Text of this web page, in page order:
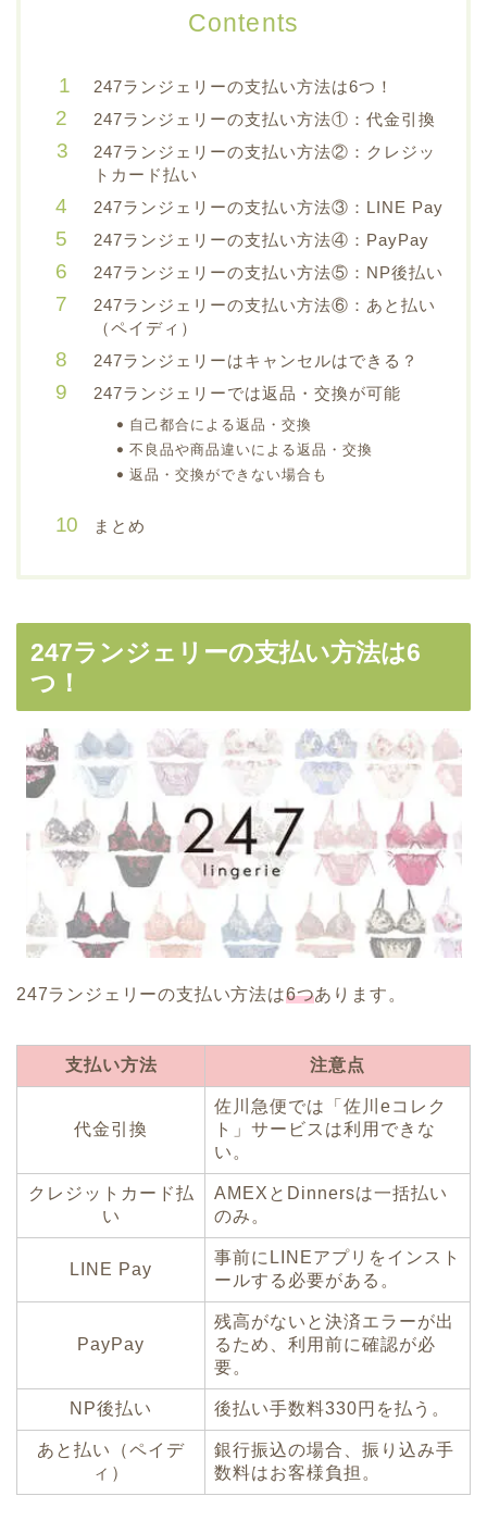
Contents
247ランジェリーの支払い方法は6つ！
247ランジェリーの支払い方法①：代金引換
247ランジェリーの支払い方法②：クレジッ
トカード払い
247ランジェリーの支払い方法③：LINE Pay
247ランジェリーの支払い方法④：PayPay
247ランジェリーの支払い方法⑤：NP後払い
247ランジェリーの支払い方法⑥：あと払い
（ペイディ）
247ランジェリーはキャンセルはできる？
247ランジェリーでは返品・交換が可能
自己都合による返品・交換
不良品や商品違いによる返品・交換
返品・交換ができない場合も
まとめ
247ランジェリーの支払い方法は6
つ！
247ランジェリーの支払い方法は6つあります。
支払い方法 注意点
代金引換
佐川急便では「佐川eコレク
ト」サービスは利用できな
い。
クレジットカード払
い
AMEXとDinnersは一括払い
のみ。
LINE Pay
事前にLINEアプリをインスト
ールする必要がある。
PayPay
残高がないと決済エラーが出
るため、利用前に確認が必
要。
NP後払い 後払い手数料330円を払う。
あと払い（ペイデ
ィ）
銀行振込の場合、振り込み手
数料はお客様負担。